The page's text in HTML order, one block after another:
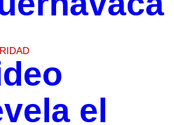
el